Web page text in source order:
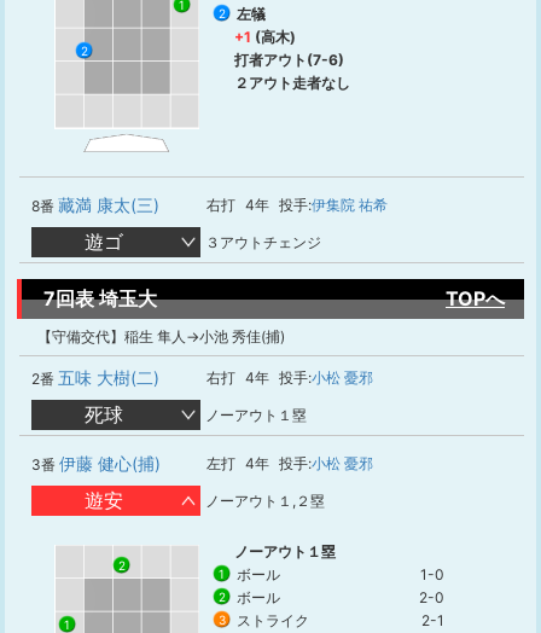
1
2
2
左犠
+1 (高木)
打者アウト(7-6)
２アウト走者なし
8番 藏満 康太(三) 右打 4年 投手:伊集院 祐希
遊ゴ ３アウトチェンジ
7回表 埼玉大 TOPへ
【守備交代】稲生 隼人→小池 秀佳(捕)
2番 五味 大樹(二) 右打 4年 投手:小松 憂邪
死球 ノーアウト１塁
3番 伊藤 健心(捕) 左打 4年 投手:小松 憂邪
遊安 ノーアウト１,２塁
1
2
ノーアウト１塁
1 ボール 1-0
2 ボール 2-0
3 ストライク 2-1